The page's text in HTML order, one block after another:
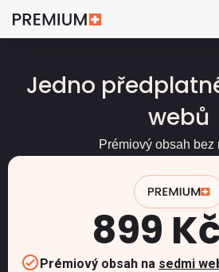
Jedno
webů
Prémiový obsah bez
899
Prémiový obsah na sedmi